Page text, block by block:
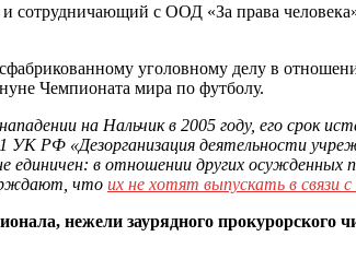
с ООД «За права
уголовному делу в
Чемпионата мира по футболу.
на Нальчик в 2005 году, его срок
УК РФ «Дезорганизация деятельности
единичен: в отношении других
что их не хотят выпускать в связи
нежели заурядного